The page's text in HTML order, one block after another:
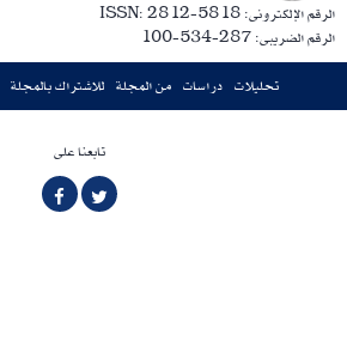
الرقم الإلكترونى: ISSN: 2812-5818
الرقم الضريبى: 287-534-100
تحليلات دراسات من المجلة للاشتراك بالمجلة
تابعنا على